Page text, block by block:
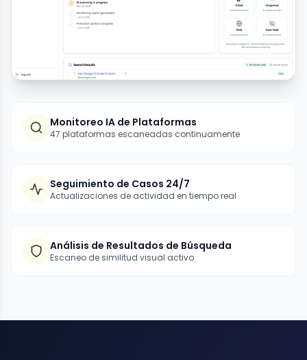
Monitoreo IA de Plataformas
47 plataformas escaneadas continuamente
Seguimiento de Casos 24/7
Actualizaciones de actividad en tiempo real
Análisis de Resultados de Búsqueda
Escaneo de similitud visual activo